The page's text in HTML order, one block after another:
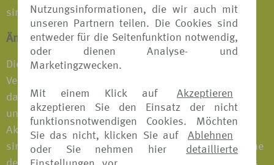
Nutzungsinformationen, die wir auch mit
unseren Partnern teilen. Die Cookies sind
entweder für die Seitenfunktion notwendig,
oder dienen Analyse- und
Marketingzwecken.
Mit einem Klick auf
Akzeptieren
akzeptieren Sie den Einsatz der nicht
funktionsnotwendigen Cookies. Möchten
Sie das nicht, klicken Sie auf
Ablehnen
oder Sie nehmen hier
detaillierte
sind auf der YourAdChoices-Webseite verfügbar.
Änderungen des Cookie-Hinweises
Dieser Cookie-Hinweis ersetzt alle vorherigen
Versionen. Wir dürfen den Hinweis jederzeit ändern,
daher prüfen Sie ihn bitte regelmäßig auf
unserer/unseren Webseite(n) hinsichtlich etwaiger
Aktualisierungen. Falls die Änderungen bedeutsam
sind, stellen wir auf unserer/unseren Webseite(n) eine